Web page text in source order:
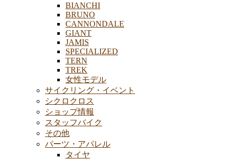
BIANCHI
BRUNO
CANNONDALE
GIANT
JAMIS
SPECIALIZED
TERN
TREK
女性モデル
サイクリング・イベント
シクロクロス
ショップ情報
スタッフバイク
その他
パーツ・アパレル
タイヤ